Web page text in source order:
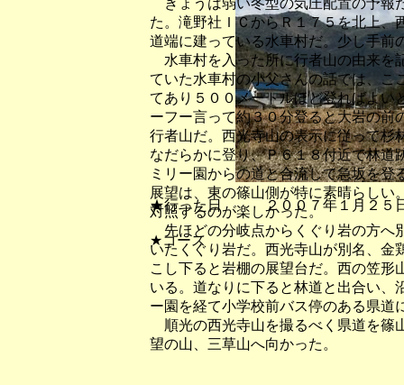
★行った日 ２００７年１月２
★コース
きょうは弱い冬型の気圧配置の予報
た。滝野社ＩＣからＲ１７５を北上、
道端に建っている水車村だ。少し手前
水車村を入った所に行者山の由来を
ていた水車村の小父さんの話では、こ
てあり５００メートルほど登ればよい
ーフー言って約３０分登ると大岩の前
行者山だ。西光寺山の表示に従って杉
なだらかに登り、Ｐ６１８付近で林道
ミリー園からの道と合流して急坂を
展望は、東の篠山側が特に素晴らし
対照するのが楽しかった。
先ほどの分岐点からくぐり岩の方へ
いたくぐり岩だ。西光寺山が別名、金
こし下ると岩棚の展望台だ。西の笠
いる。道なりに下ると林道と出合い、
ー園を経て小学校前バス停のある県道
順光の西光寺山を撮るべく県道を篠
望の山、三草山へ向かった。